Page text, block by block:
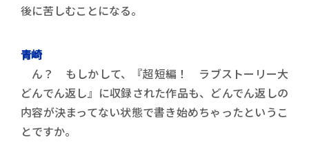
後に苦しむことになる。
青崎
ん？ もしかして、『超短編！ ラブストーリー大
どんでん返し』に収録された作品も、どんでん返しの
内容が決まってない状態で書き始めちゃったというこ
とですか。